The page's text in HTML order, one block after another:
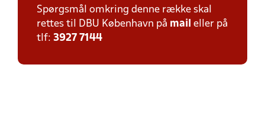
Spørgsmål omkring denne række skal
rettes til DBU København på mail eller på
tlf: 3927 7144